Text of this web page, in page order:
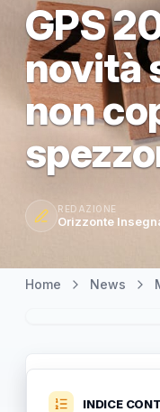
GPS
novità
non
REDAZIONE
Orizzonte
Home News
INDICE